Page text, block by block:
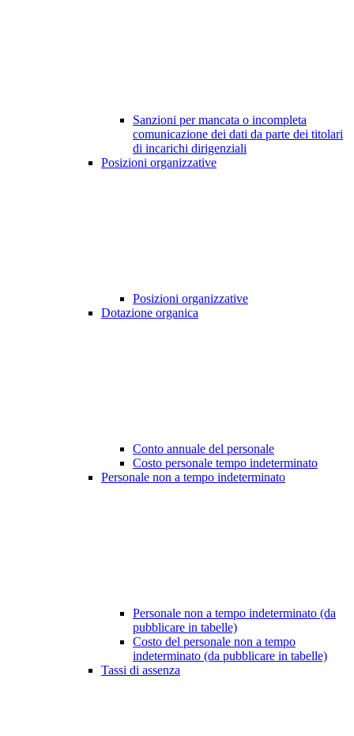
Sanzioni per mancata o incompleta
comunicazione dei dati da parte dei titolari
di incarichi dirigenziali
Posizioni organizzative
Posizioni organizzative
Dotazione organica
Conto annuale del personale
Costo personale tempo indeterminato
Personale non a tempo indeterminato
Personale non a tempo indeterminato (da
pubblicare in tabelle)
Costo del personale non a tempo
indeterminato (da pubblicare in tabelle)
Tassi di assenza